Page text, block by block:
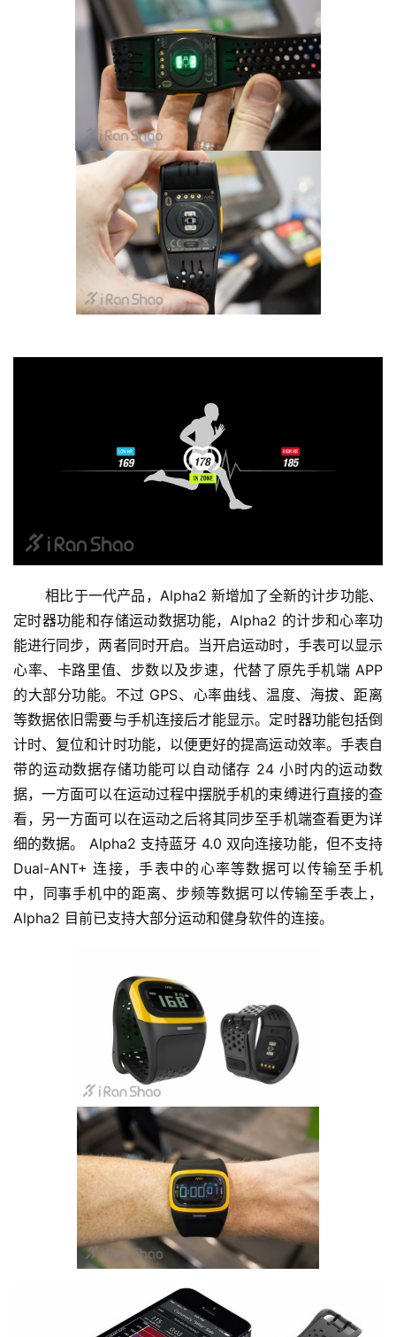
相比于一代产品，Alpha2 新增加了全新的计步功能、
定时器功能和存储运动数据功能，Alpha2 的计步和心率功
能进行同步，两者同时开启。当开启运动时，手表可以显示
心率、卡路里值、步数以及步速，代替了原先手机端 APP
的大部分功能。不过 GPS、心率曲线、温度、海拔、距离
等数据依旧需要与手机连接后才能显示。定时器功能包括倒
计时、复位和计时功能，以便更好的提高运动效率。手表自
带的运动数据存储功能可以自动储存 24 小时内的运动数
据，一方面可以在运动过程中摆脱手机的束缚进行直接的查
看，另一方面可以在运动之后将其同步至手机端查看更为详
细的数据。 Alpha2 支持蓝牙 4.0 双向连接功能，但不支持
Dual-ANT+ 连接，手表中的心率等数据可以传输至手机
中，同事手机中的距离、步频等数据可以传输至手表上，
Alpha2 目前已支持大部分运动和健身软件的连接。